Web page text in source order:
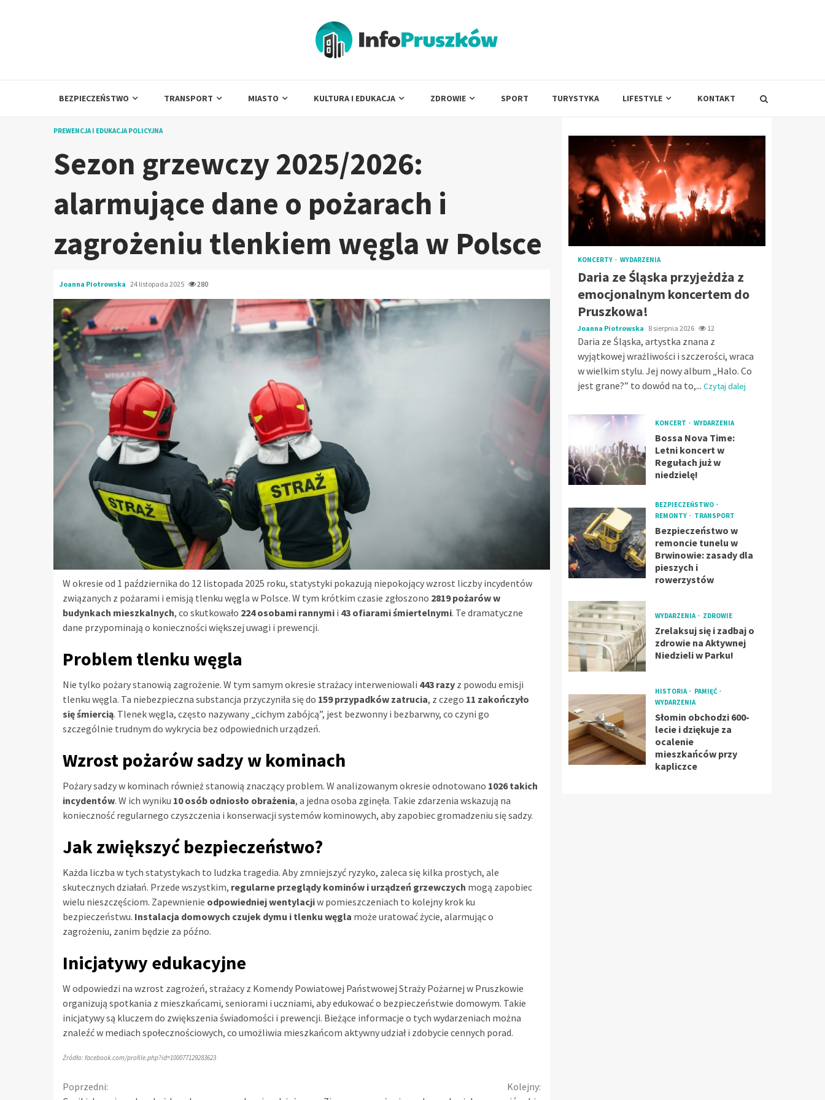
BEZPIECZEŃSTWO TRANSPORT MIASTO KULTURA I EDUKACJA ZDROWIE SPORT TURYSTYKA LIFESTYLE KONTAKT
PREWENCJA I EDUKACJA POLICYJNA
Sezon grzewczy 2025/2026:
alarmujące dane o pożarach i
zagrożeniu tlenkiem węgla w Polsce
Joanna Piotrowska 24 listopada 2025 280
W okresie od 1 października do 12 listopada 2025 roku, statystyki pokazują niepokojący wzrost liczby incydentów
związanych z pożarami i emisją tlenku węgla w Polsce. W tym krótkim czasie zgłoszono 2819 pożarów w
budynkach mieszkalnych, co skutkowało 224 osobami rannymi i 43 ofiarami śmiertelnymi. Te dramatyczne
dane przypominają o konieczności większej uwagi i prewencji.
Problem tlenku węgla
Nie tylko pożary stanowią zagrożenie. W tym samym okresie strażacy interweniowali 443 razy z powodu emisji
tlenku węgla. Ta niebezpieczna substancja przyczyniła się do 159 przypadków zatrucia, z czego 11 zakończyło
się śmiercią. Tlenek węgla, często nazywany „cichym zabójcą”, jest bezwonny i bezbarwny, co czyni go
szczególnie trudnym do wykrycia bez odpowiednich urządzeń.
Wzrost pożarów sadzy w kominach
Pożary sadzy w kominach również stanowią znaczący problem. W analizowanym okresie odnotowano 1026 takich
incydentów. W ich wyniku 10 osób odniosło obrażenia, a jedna osoba zginęła. Takie zdarzenia wskazują na
konieczność regularnego czyszczenia i konserwacji systemów kominowych, aby zapobiec gromadzeniu się sadzy.
Jak zwiększyć bezpieczeństwo?
Każda liczba w tych statystykach to ludzka tragedia. Aby zmniejszyć ryzyko, zaleca się kilka prostych, ale
skutecznych działań. Przede wszystkim, regularne przeglądy kominów i urządzeń grzewczych mogą zapobiec
wielu nieszczęściom. Zapewnienie odpowiedniej wentylacjiw pomieszczeniach to kolejny krok ku
bezpieczeństwu. Instalacja domowych czujek dymu i tlenku węgla może uratować życie, alarmując o
zagrożeniu, zanim będzie za późno.
Inicjatywy edukacyjne
W odpowiedzi na wzrost zagrożeń, strażacy z Komendy Powiatowej Państwowej Straży Pożarnej w Pruszkowie
organizują spotkania z mieszkańcami, seniorami i uczniami, aby edukować o bezpieczeństwie domowym. Takie
inicjatywy są kluczem do zwiększenia świadomości i prewencji. Bieżące informacje o tych wydarzeniach można
znaleźć w mediach społecznościowych, co umożliwia mieszkańcom aktywny udział i zdobycie cennych porad.
Źródło: facebook.com/profile.php?id=100077129283623
Continue
Poprzedni:
Kolejny:
KONCERTY WYDARZENIA
Daria ze Śląska przyjeżdża z
emocjonalnym koncertem do
Pruszkowa!
Joanna Piotrowska 8 sierpnia 2026 12
Daria ze Śląska, artystka znana z
wyjątkowej wrażliwości i szczerości, wraca
w wielkim stylu. Jej nowy album „Halo. Co
jest grane?” to dowód na to,... Czytaj dalej
KONCERT WYDARZENIA
Bossa Nova Time:
Letni koncert w
Regułach już w
niedzielę!
BEZPIECZEŃSTWO
REMONTY
TRANSPORT
Bezpieczeństwo w
remoncie tunelu w
Brwinowie: zasady dla
pieszych i
rowerzystów
WYDARZENIA ZDROWIE
Zrelaksuj się i zadbaj o
zdrowie na Aktywnej
Niedzieli w Parku!
HISTORIA
PAMIĘĆ
WYDARZENIA
Słomin obchodzi 600-
lecie i dziękuje za
ocalenie
mieszkańców przy
kapliczce